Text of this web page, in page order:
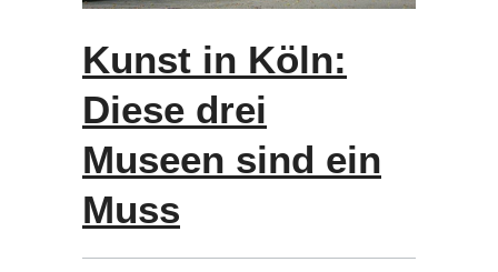
Kunst in Köln:
Diese drei
Museen sind ein
Muss